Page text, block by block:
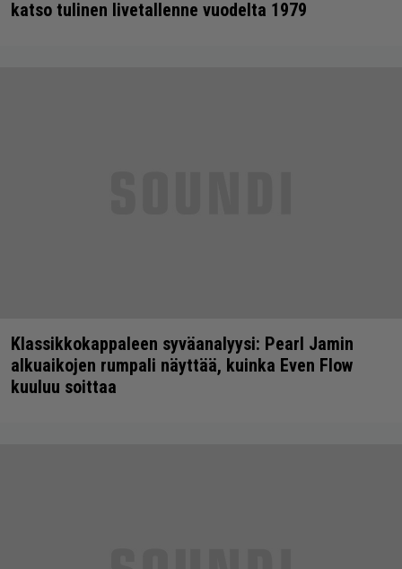
katso tulinen livetallenne vuodelta 1979
Klassikkokappaleen syväanalyysi: Pearl Jamin
alkuaikojen rumpali näyttää, kuinka Even Flow
kuuluu soittaa